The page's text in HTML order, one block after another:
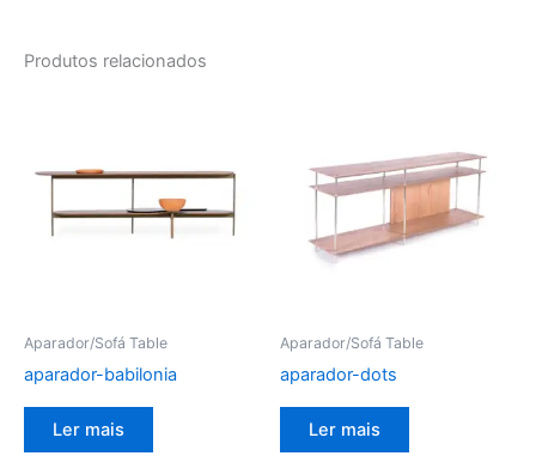
Produtos relacionados
Aparador/Sofá Table
aparador-babilonia
Ler mais
Aparador/Sofá Table
aparador-dots
Ler mais